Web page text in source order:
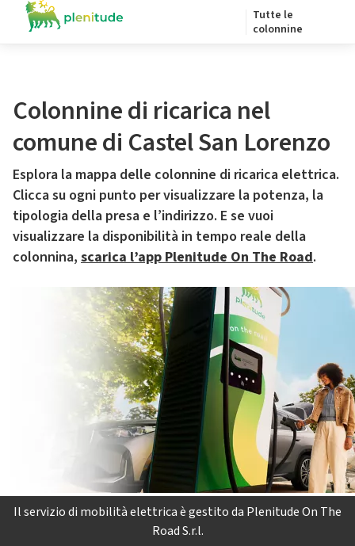
Tutte le
colonnine
Colonnine di ricarica nel
comune di Castel San Lorenzo
Esplora la mappa delle colonnine di ricarica elettrica.
Clicca su ogni punto per visualizzare la potenza, la
tipologia della presa e l’indirizzo. E se vuoi
visualizzare la disponibilità in tempo reale della
colonnina, scarica l’app Plenitude On The Road.
Il servizio di mobilità elettrica è gestito da Plenitude On The
Road S.r.l.